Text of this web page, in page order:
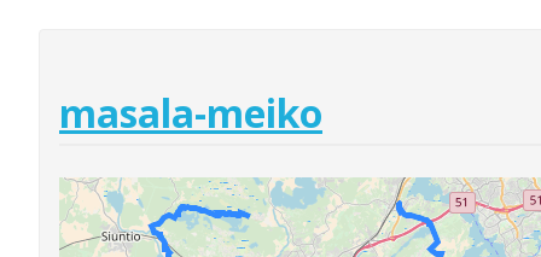
masala-meiko